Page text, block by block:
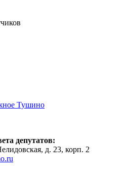
Тушино
депутатов:
д. 23, корп. 2